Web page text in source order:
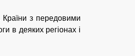
Країни з передовими
в деяких регіонах і